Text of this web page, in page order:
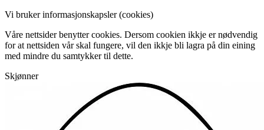
Vi bruker informasjonskapsler (cookies)
Våre nettsider benytter cookies. Dersom cookien ikkje er nødvendig
for at nettsiden vår skal fungere, vil den ikkje bli lagra på din eining
med mindre du samtykker til dette.
Skjønner